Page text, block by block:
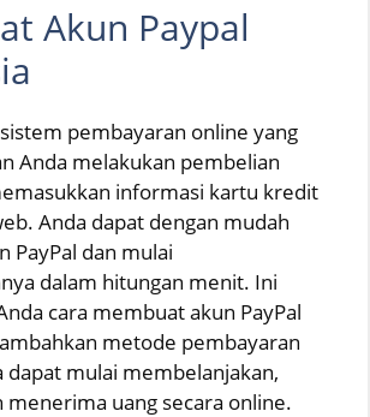
Akun Paypal
pembayaran online yang
Anda melakukan pembelian
informasi kartu kredit
Anda dapat dengan mudah
PayPal dan mulai
dalam hitungan menit. Ini
cara membuat akun PayPal
metode pembayaran
dapat mulai membelanjakan,
menerima uang secara online.